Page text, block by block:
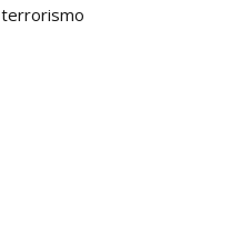
terrorismo